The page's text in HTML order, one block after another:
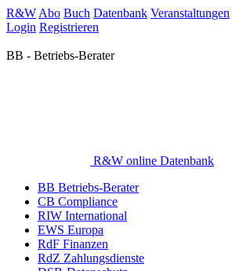
R&W Abo Buch Datenbank Veranstaltungen
Login Registrieren
BB - Betriebs-Berater
R&W online Datenbank
BB Betriebs-Berater
CB Compliance
RIW International
EWS Europa
RdF Finanzen
RdZ Zahlungsdienste